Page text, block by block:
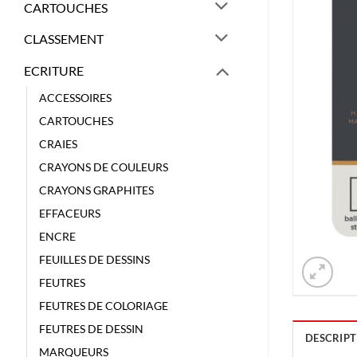
CARTOUCHES
CLASSEMENT
ECRITURE
ACCESSOIRES
CARTOUCHES
CRAIES
CRAYONS DE COULEURS
CRAYONS GRAPHITES
EFFACEURS
ENCRE
FEUILLES DE DESSINS
FEUTRES
FEUTRES DE COLORIAGE
FEUTRES DE DESSIN
MARQUEURS